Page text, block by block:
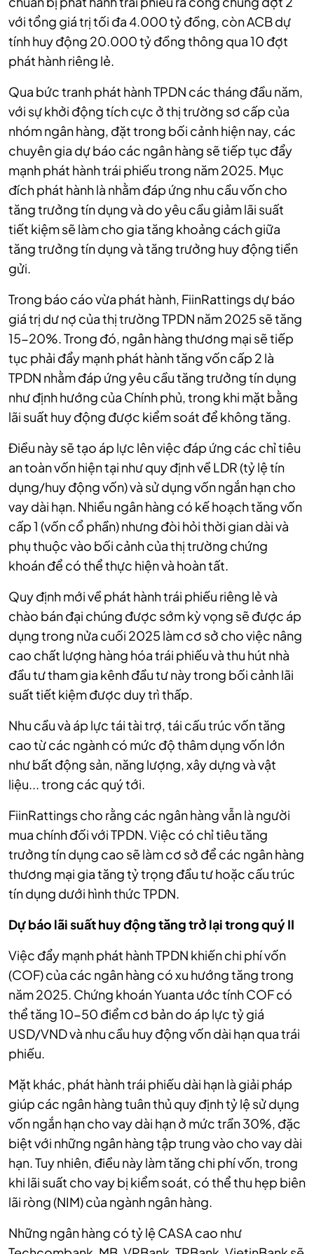
với tổng giá trị tối đa 4.000 tỷ đồng, còn ACB dự
tính huy động 20.000 tỷ đồng thông qua 10 đợt
phát hành riêng lẻ.
Qua bức tranh phát hành TPDN các tháng đầu năm,
với sự khởi động tích cực ở thị trường sơ cấp của
nhóm ngân hàng, đặt trong bối cảnh hiện nay, các
chuyên gia dự báo các ngân hàng sẽ tiếp tục đẩy
mạnh phát hành trái phiếu trong năm 2025. Mục
đích phát hành là nhằm đáp ứng nhu cầu vốn cho
tăng trưởng tín dụng và do yêu cầu giảm lãi suất
tiết kiệm sẽ làm cho gia tăng khoảng cách giữa
tăng trưởng tín dụng và tăng trưởng huy động tiền
gửi.
Trong báo cáo vừa phát hành, FiinRattings dự báo
giá trị dư nợ của thị trường TPDN năm 2025 sẽ tăng
15-20%. Trong đó, ngân hàng thương mại sẽ tiếp
tục phải đẩy mạnh phát hành tăng vốn cấp 2 là
TPDN nhằm đáp ứng yêu cầu tăng trưởng tín dụng
như định hướng của Chính phủ, trong khi mặt bằng
lãi suất huy động được kiểm soát để không tăng.
Điều này sẽ tạo áp lực lên việc đáp ứng các chỉ tiêu
an toàn vốn hiện tại như quy định về LDR (tỷ lệ tín
dụng/huy động vốn) và sử dụng vốn ngắn hạn cho
vay dài hạn. Nhiều ngân hàng có kế hoạch tăng vốn
cấp 1 (vốn cổ phần) nhưng đòi hỏi thời gian dài và
phụ thuộc vào bối cảnh của thị trường chứng
khoán để có thể thực hiện và hoàn tất.
Quy định mới về phát hành trái phiếu riêng lẻ và
chào bán đại chúng được sớm kỳ vọng sẽ được áp
dụng trong nửa cuối 2025 làm cơ sở cho việc nâng
cao chất lượng hàng hóa trái phiếu và thu hút nhà
đầu tư tham gia kênh đầu tư này trong bối cảnh lãi
suất tiết kiệm được duy trì thấp.
Nhu cầu và áp lực tái tài trợ, tái cấu trúc vốn tăng
cao từ các ngành có mức độ thâm dụng vốn lớn
như bất động sản, năng lượng, xây dựng và vật
liệu... trong các quý tới.
FiinRattings cho rằng các ngân hàng vẫn là người
mua chính đối với TPDN. Việc có chỉ tiêu tăng
trưởng tín dụng cao sẽ làm cơ sở để các ngân hàng
thương mại gia tăng tỷ trọng đầu tư hoặc cấu trúc
tín dụng dưới hình thức TPDN.
Dự báo lãi suất huy động tăng trở lại trong quý II
Việc đẩy mạnh phát hành TPDN khiến chi phí vốn
(COF) của các ngân hàng có xu hướng tăng trong
năm 2025. Chứng khoán Yuanta ước tính COF có
thể tăng 10-50 điểm cơ bản do áp lực tỷ giá
USD/VND và nhu cầu huy động vốn dài hạn qua trái
phiếu.
Mặt khác, phát hành trái phiếu dài hạn là giải pháp
giúp các ngân hàng tuân thủ quy định tỷ lệ sử dụng
vốn ngắn hạn cho vay dài hạn ở mức trần 30%, đặc
biệt với những ngân hàng tập trung vào cho vay dài
hạn. Tuy nhiên, điều này làm tăng chi phí vốn, trong
khi lãi suất cho vay bị kiểm soát, có thể thu hẹp biên
lãi ròng (NIM) của ngành ngân hàng.
Những ngân hàng có tỷ lệ CASA cao như